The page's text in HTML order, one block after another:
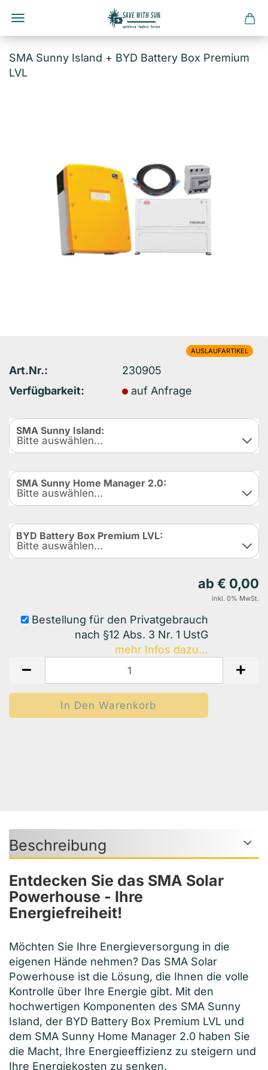
Direkt
zum
Hauptinhalt
SMA Sunny Island + BYD Battery Box Premium
LVL
AUSLAUFARTIKEL
Art.Nr.:
230905
Verfügbarkeit:
auf Anfrage
SMA Sunny Island:
SMA Sunny Home Manager 2.0:
BYD Battery Box Premium LVL:
ab € 0,00
inkl. 0% MwSt.
Bestellung für den Privatgebrauch
nach §12 Abs. 3 Nr. 1 UstG
mehr Infos dazu…
Beschreibung
Entdecken Sie das SMA Solar
Powerhouse - Ihre
Energiefreiheit!
Möchten Sie Ihre Energieversorgung in die
eigenen Hände nehmen? Das SMA Solar
Powerhouse ist die Lösung, die Ihnen die volle
Kontrolle über Ihre Energie gibt. Mit den
hochwertigen Komponenten des SMA Sunny
Island, der BYD Battery Box Premium LVL und
dem SMA Sunny Home Manager 2.0 haben Sie
die Macht, Ihre Energieeffizienz zu steigern und
Ihre Energiekosten zu senken.